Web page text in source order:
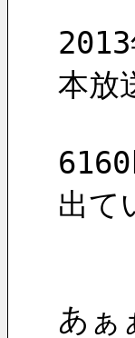
本放
出て
あぁ